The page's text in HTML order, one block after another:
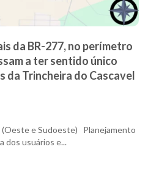
da BR-277, no perímetro
a ter sentido único
da Trincheira do Cascavel
(Oeste e Sudoeste) Planejamento
dos usuários e...